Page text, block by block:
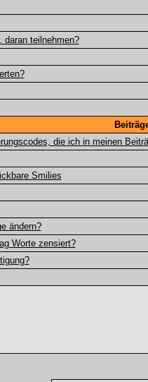
daran teilnehmen?
die ich in meinen
Smilies
ändern?
Worte zensiert?